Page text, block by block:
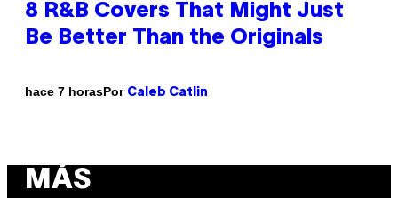
8 R&B Covers That Might Just
Be Better Than the Originals
hace 7 horasPor Caleb Catlin
MÁS